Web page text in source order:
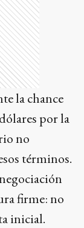
la chance
por la
no
términos.
firme: no
inicial.